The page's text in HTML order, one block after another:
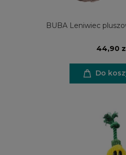
BUBA Leniwiec
44,90
Do